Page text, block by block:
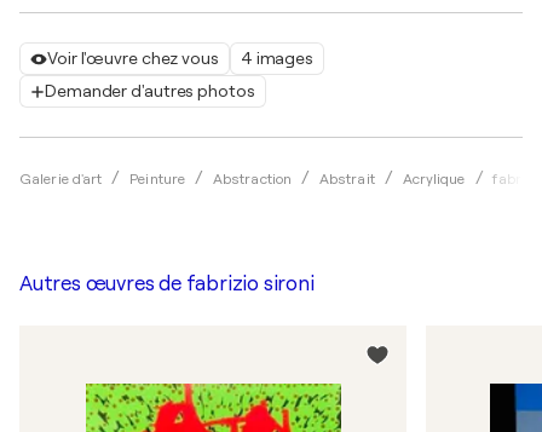
Voir l'œuvre chez vous
4 images
Demander d'autres photos
Galerie d'art Peinture Abstraction Abstrait Acrylique
Autres œuvres de fabrizio sironi